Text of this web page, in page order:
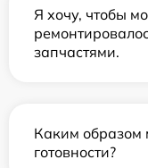
Я хочу, чтобы
запчастями.
Каким образом
готовности?